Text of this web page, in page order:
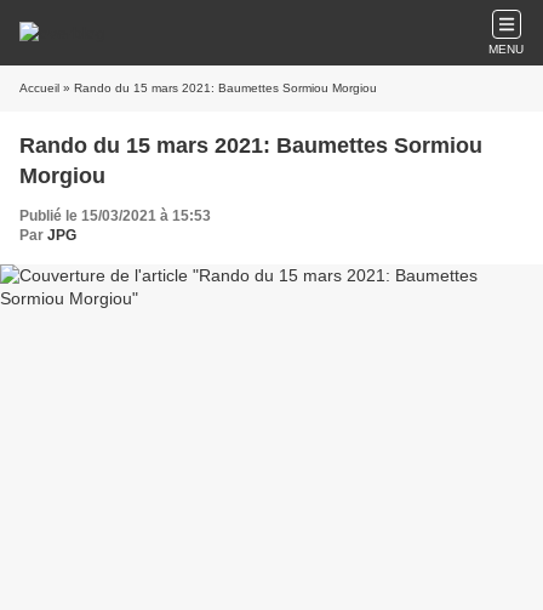
MENU
Accueil » Rando du 15 mars 2021: Baumettes Sormiou Morgiou
Rando du 15 mars 2021: Baumettes Sormiou
Morgiou
Publié le 15/03/2021 à 15:53
Par JPG